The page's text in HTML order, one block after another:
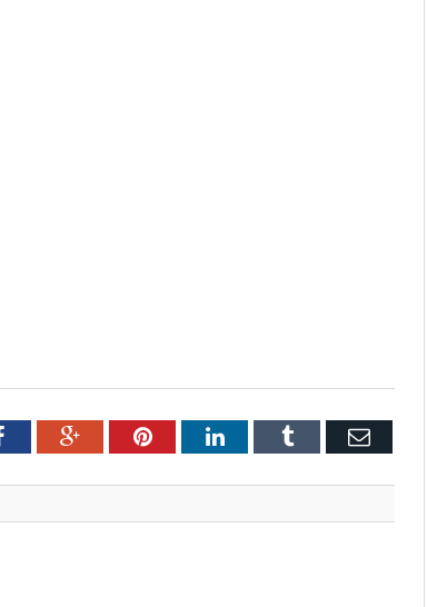
FacebookGoogle+PinterestLinkedInTumblr Email